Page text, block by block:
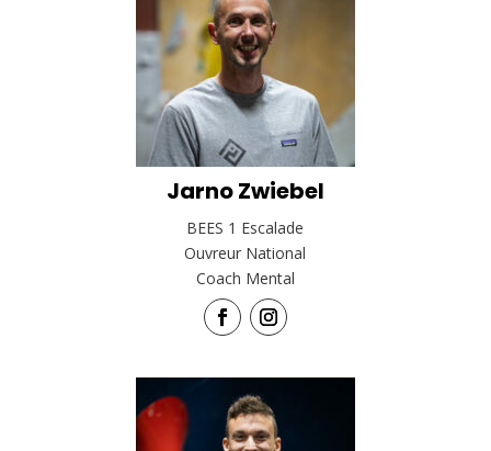
Jarno Zwiebel
BEES 1 Escalade
Ouvreur National
Coach Mental